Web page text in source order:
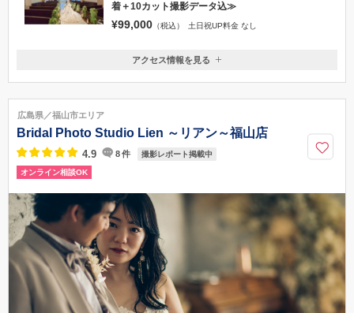
着＋10カット撮影データ込≫
¥99,000 （税込） 土日祝UP料金 なし
広島県福山市東深津町3丁目14-1
084-973-1466
アクセス情報を見る
広島県／福山市エリア
Bridal Photo Studio Lien ～リアン～福山店
4.9 8件 撮影レポート掲載中
オンライン相談OK